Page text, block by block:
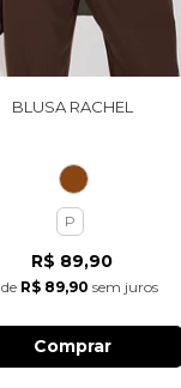
BLUSA RACHEL
P
R$ 89,90
de R$ 89,90 sem juros
Comprar